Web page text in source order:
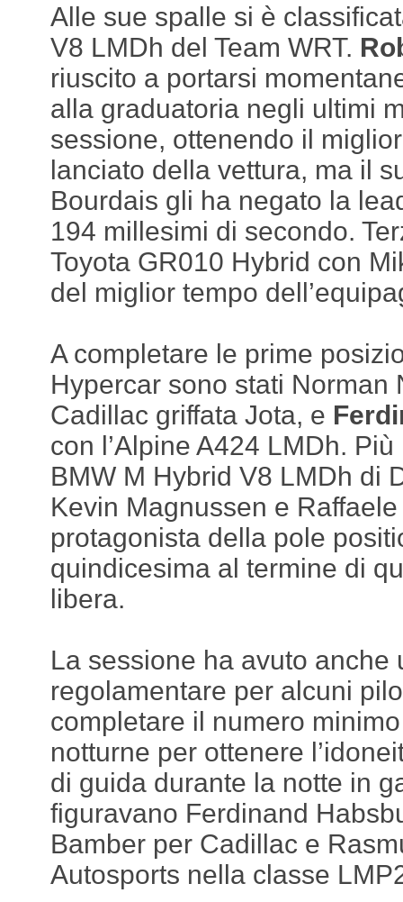
Alle sue spalle si è
V8 LMDh del Team WRT.
riuscito a portarsi
alla graduatoria negli ultimi
sessione, ottenendo il
lanciato della vettura, ma il
Bourdais gli ha negato la
194 millesimi di secondo.
Toyota GR010 Hybrid con
del miglior tempo
A completare le prime
Hypercar sono stati Norman
Cadillac griffata Jota, e
con l’Alpine A424 LMDh.
BMW M Hybrid V8 LMDh di
Kevin Magnussen e
protagonista della pole
quindicesima al termine di
libera.
La sessione ha avuto anche
regolamentare per alcuni
completare il numero
notturne per ottenere
di guida durante la notte in
figuravano Ferdinand
Bamber per Cadillac e
Autosports nella classe